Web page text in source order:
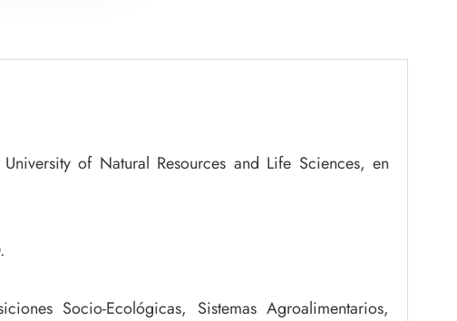
of Natural Resources and Life Sciences, en
Socio-Ecológicas, Sistemas Agroalimentarios,